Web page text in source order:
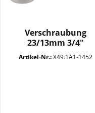
Verschraubung
23/13mm 3/4"
Überwurfmutter
Artikel-Nr.:X49.1A1-1452